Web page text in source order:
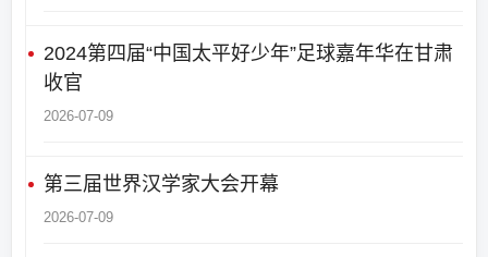
2024第四届“中国太平好少年”足球嘉年华在甘肃
收官
2026-07-09
第三届世界汉学家大会开幕
2026-07-09